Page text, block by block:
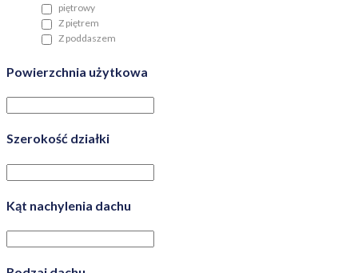
piętrowy
Z piętrem
Z poddaszem
Powierzchnia użytkowa
Szerokość działki
Kąt nachylenia dachu